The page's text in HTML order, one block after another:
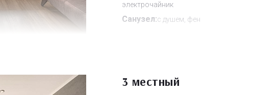
электрочайник
Санузел:с душем, фен
Дополнительное место:
3 местный